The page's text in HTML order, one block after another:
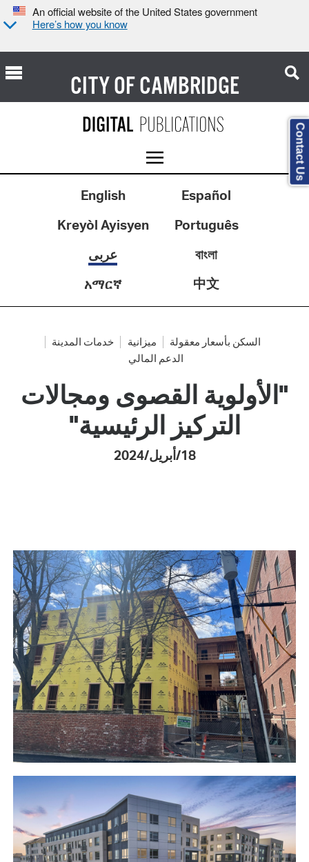
An official website of the United States government
Here’s how you know
CITY OFCAMBRIDGE
English
Español
Kreyòl Ayisyen
Português
عربى
বাংলা
አማርኛ
中文
السكن بأسعار معقولة ميزانية
خدمات المدينة
الدعم المالي
"الأولوية القصوى ومجالات
التركيز الرئيسية"
18/أبريل/2024
Contact Us